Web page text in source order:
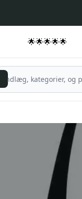
🌟🌟🌟🌟🌟